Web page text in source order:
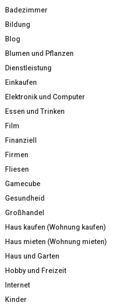
Badezimmer
Bildung
Blog
Blumen und Pflanzen
Dienstleistung
Einkaufen
Elektronik und Computer
Essen und Trinken
Film
Finanziell
Firmen
Fliesen
Gamecube
Gesundheid
Großhandel
Haus kaufen (Wohnung kaufen)
Haus mieten (Wohnung mieten)
Haus und Garten
Hobby und Freizeit
Internet
Kinder